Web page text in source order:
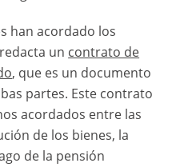
han acordado los
un contrato de
, que es un documento
partes. Este contrato
acordados entre las
de los bienes, la
de la pensión